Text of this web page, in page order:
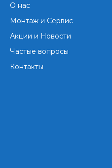
О нас
Монтаж и Сервис
Акции и Новости
Частые вопросы
Контакты